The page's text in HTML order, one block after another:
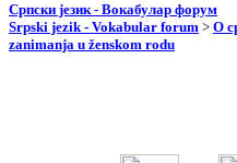
Српски језик - Вокабулар форум
Srpski jezik - Vokabular forum > О
zanimanja u ženskom rodu